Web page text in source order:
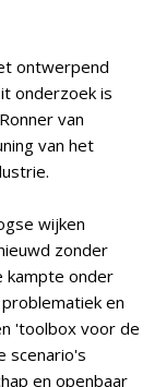
ontwerpend
onderzoek is
van
van het
wijken
zonder
kampte onder
en
'toolbox voor de
scenario's
en openbaar